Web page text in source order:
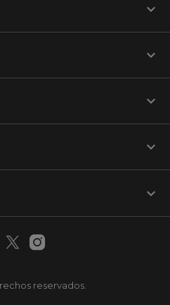



keyboard_arrow_down
reservados.
